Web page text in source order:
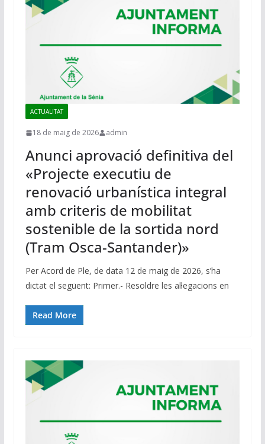
ACTUALITAT
18 de maig de 2026 admin
Anunci aprovació definitiva del
«Projecte executiu de
renovació urbanística integral
amb criteris de mobilitat
sostenible de la sortida nord
(Tram Osca-Santander)»
Per Acord de Ple, de data 12 de maig de 2026, s’ha
dictat el següent: Primer.- Resoldre les al·legacions en
Read More